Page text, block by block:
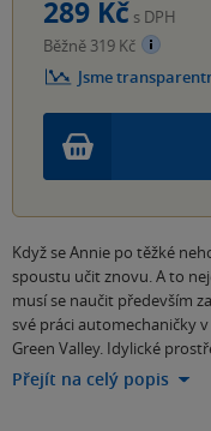
289 Kč s DPH
Běžně 319 Kč
Jsme
Když se Annie po těžké
spoustu učit znovu. A to
musí se naučit především
své práci automechaničky
Green Valley. Idylické
Přejít na celý popis